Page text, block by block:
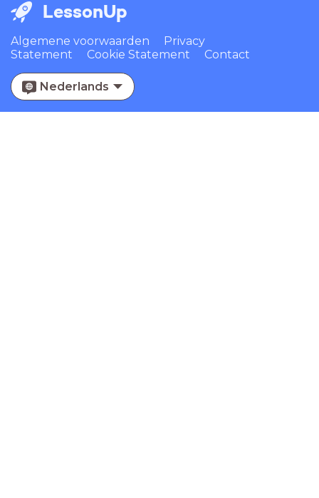
LessonUp
Algemene voorwaarden
Privacy
Statement
Cookie Statement Contact
Nederlands